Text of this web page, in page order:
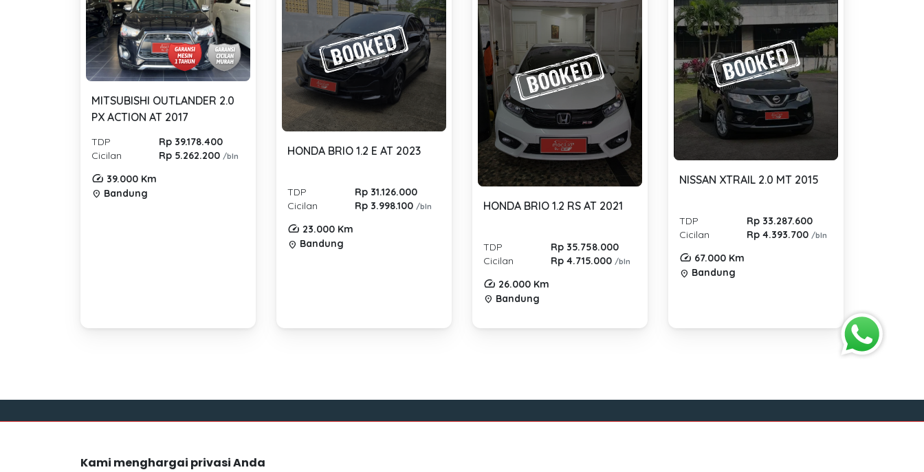
MITSUBISHI OUTLANDER 2.0
PX ACTION AT 2017
TDP
Rp 39.178.400
Cicilan
Rp 5.262.200/bln
39.000 Km
location_on Bandung
HONDA BRIO 1.2 E AT 2023
TDP
Rp 31.126.000
Cicilan
Rp 3.998.100/bln
23.000 Km
location_on Bandung
HONDA BRIO 1.2 RS AT 2021
TDP
Rp 35.758.000
Cicilan
Rp 4.715.000/bln
26.000 Km
location_on Bandung
NISSAN XTRAIL 2.0 MT 2015
TDP
Rp 33.287.600
Cicilan
Rp 4.393.700/bln
67.000 Km
location_on Bandung
Mocil.id by DSF dikembangkan sebagai
Kami menghargai privasi Anda